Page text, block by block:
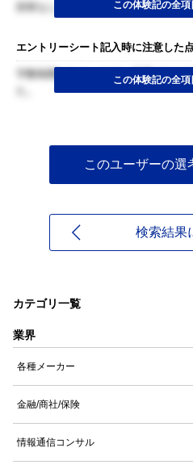
この体験記の全項
エントリーシート記入時に注意した
字数制限はなかったが、冗長になら
この体験記の全項
このユーザーの選
検索結果
カテゴリ一覧
業界
各種メーカー
金融/商社/保険
情報通信コンサル